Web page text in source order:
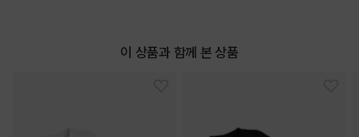
이 상품과 함께 본 상품